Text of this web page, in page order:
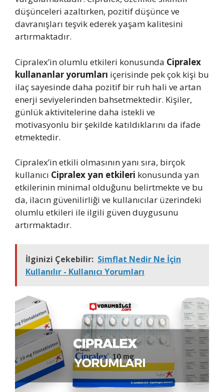
düşünceleri azaltırken, pozitif düşünce ve
davranışları teşvik ederek yaşam kalitesini
artırmaktadır.
Cipralex’in olumlu etkileri konusunda Cipralex
kullananlar yorumları içerisinde pek çok kişi bu
ilaç sayesinde daha pozitif bir ruh hali ve artan
enerji seviyelerinden bahsetmektedir. Kişiler,
günlük aktivitelerine daha istekli ve
motivasyonlu bir şekilde katıldıklarını da ifade
etmektedir.
Cipralex’in etkili olmasının yanı sıra, birçok
kullanıcı Cipralex yan etkileri konusunda yan
etkilerinin minimal olduğunu belirtmekte ve bu
da, ilacın güvenilirliği ve kullanıcılar üzerindeki
olumlu etkileri ile ilgili güven duygusunu
artırmaktadır.
İlginizi Çekebilir: Simflat Nedir Ne İçin
Kullanılır - Kullanıcı Yorumları